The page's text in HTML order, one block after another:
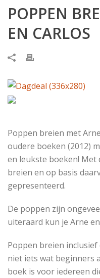
POPPEN
EN CARLOS
Poppen breien met
oudere boeken (2012)
en leukste boeken! Met
breien en op basis
gepresenteerd.
De poppen zijn
uiteraard kun je Arne
Poppen breien
niet iets wat beginners
boek is voor iedereen